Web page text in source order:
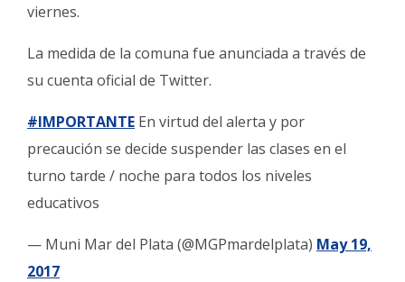
viernes.
La medida de la comuna fue anunciada a través de
su cuenta oficial de Twitter.
#IMPORTANTE En virtud del alerta y por
precaución se decide suspender las clases en el
turno tarde / noche para todos los niveles
educativos
— Muni Mar del Plata (@MGPmardelplata) May 19,
2017